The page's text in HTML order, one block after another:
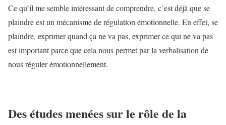
Ce qu’il me semble intéressant de comprendre, c’est déjà que se
plaindre est un mécanisme de régulation émotionnelle. En effet, se
plaindre, exprimer quand ça ne va pas, exprimer ce qui ne va pas
est important parce que cela nous permet par la verbalisation de
nous réguler émotionnellement.
Des études menées sur le rôle de la